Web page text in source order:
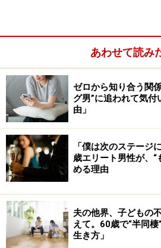
ヤスヨさんは結婚相談所に登録
に、さらには友人知人に頼んで
らったり、とにかく「必死で婚活
もなかなか気の合う人には会えな
「女はこういうものでしょ、妻と
く、友人の紹介で、バツイチ独身
会ったんです。バツイチだけど
婚の理由が妻の浮気だったことを
あわせて読み
ゼロから知り合う関
グ男”に追われて気
由」
「僕は次のステージ
歳エリート男性が、“
める理由
夫の他界、子どもの
えて。60歳で“半同
生き方」